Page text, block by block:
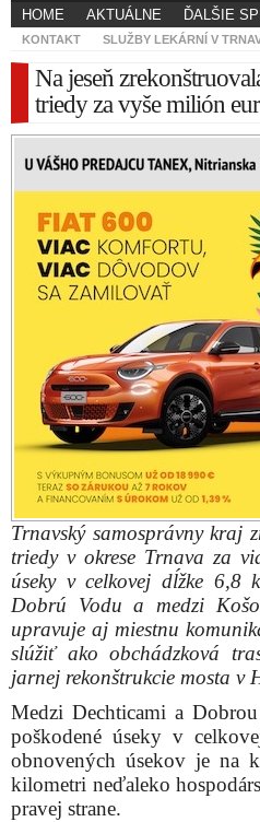
HOME AKTUÁLNE ĎALŠIE
KONTAKT SLUŽBY LEKÁRNÍ V
Na jeseň
triedy za vyše milión eur
Trnavský samosprávny kraj
triedy v okrese Trnava za
úseky v celkovej dĺžke 6,8
Dobrú Vodu a medzi
upravuje aj miestnu
slúžiť ako obchádzková
jarnej rekonštrukcie mosta v
Medzi Dechticami a
poškodené úseky v
obnovených úsekov je na
kilometri neďaleko
pravej strane.